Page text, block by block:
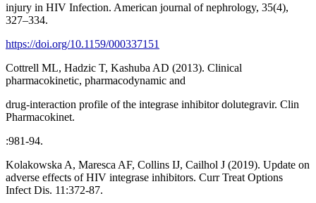
injury in HIV Infection. American journal of nephrology, 35(4),
327–334.
https://doi.org/10.1159/000337151
Cottrell ML, Hadzic T, Kashuba AD (2013). Clinical
pharmacokinetic, pharmacodynamic and
drug-interaction profile of the integrase inhibitor dolutegravir. Clin
Pharmacokinet.
:981-94.
Kolakowska A, Maresca AF, Collins IJ, Cailhol J (2019). Update on
adverse effects of HIV integrase inhibitors. Curr Treat Options
Infect Dis. 11:372-87.